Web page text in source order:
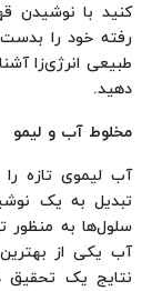
کنید با نوشیدن
رفته خود را
طبیعی انرژی‌زا
دهید.
مخلوط آب و لیمو
تبدیل به یک
سلول‌ها به منظور
آب یکی از